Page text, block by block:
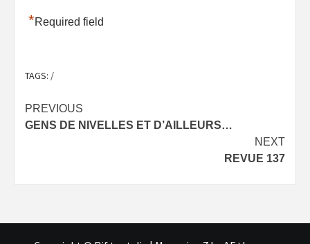
*Required field
TAGS: /
Post
navigation
PREVIOUS
GENS DE NIVELLES ET D’AILLEURS…
NEXT
REVUE 137